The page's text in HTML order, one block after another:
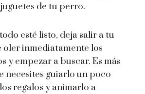
de tu perro.
esté listo, deja salir a tu
oler inmediatamente los
y empezar a buscar. Es más
necesites guiarlo un poco
regalos y animarlo a